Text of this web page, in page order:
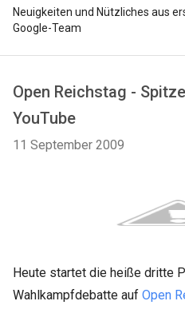
Neuigkeiten und Nützliches aus
Google-Team
Open Reichstag -
YouTube
11 September 2009
Heute startet die heiße dritte
Wahlkampfdebatte auf Open